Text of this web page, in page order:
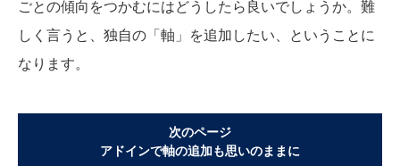
ごとの傾向をつかむにはどうしたら良いでしょうか。難
しく言うと、独自の「軸」を追加したい、ということに
なります。
次のページ
アドインで軸の追加も思いのままに